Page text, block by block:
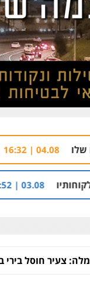
הצהרת תובע
חלק מאזור
צעיר חוסל בירי